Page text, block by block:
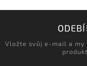
Vložte svůj e-mail a my